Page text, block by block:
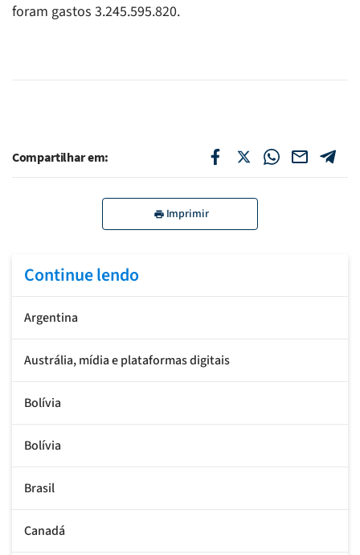
foram gastos 3.245.595.820.
Compartilhar em:
Imprimir
Continue lendo
Argentina
Austrália, mídia e plataformas digitais
Bolívia
Bolívia
Brasil
Canadá